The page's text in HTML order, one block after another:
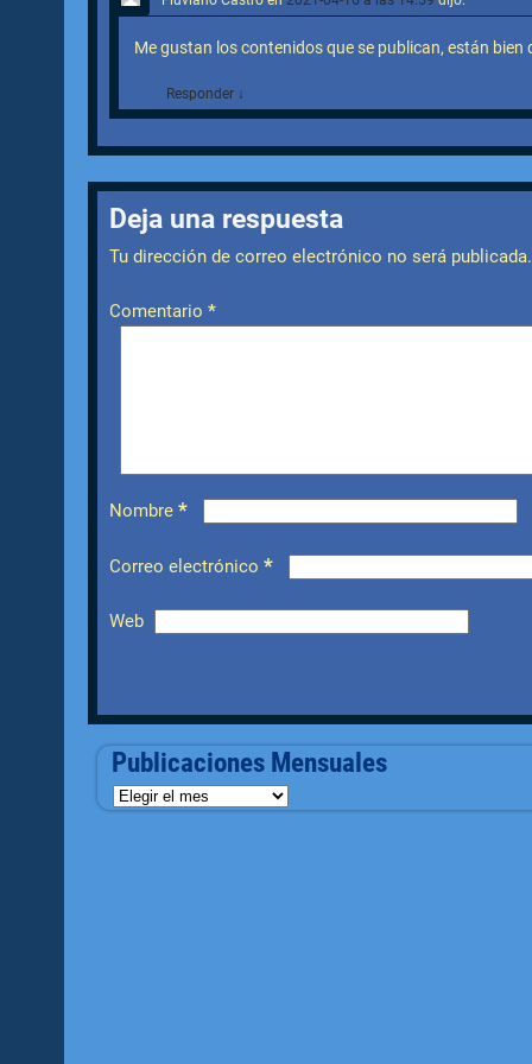
Me gustan los contenidos que se publican, están bien
Responder ↓
Deja una respuesta
Tu dirección de correo electrónico no será publicada.
Comentario *
Nombre *
Correo electrónico *
Web
Publicaciones Mensuales